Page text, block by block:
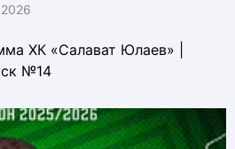
ХК «Салават Юлаев» |
№14